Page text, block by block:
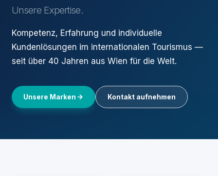
Unsere Expertise.
Kompetenz, Erfahrung und individuelle
Kundenlösungen im internationalen Tourismus —
seit über 40 Jahren aus Wien für die Welt.
Unsere Marken Kontakt aufnehmen